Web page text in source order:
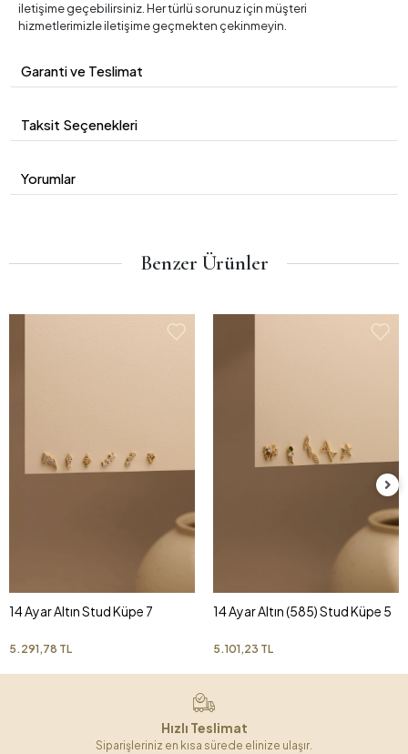
iletişime geçebilirsiniz. Her türlü sorunuz için müşteri
hizmetlerimizle iletişime geçmekten çekinmeyin.
Garanti ve Teslimat
Taksit Seçenekleri
Yorumlar
Benzer Ürünler
14 Ayar Altın Stud Küpe 7
5.291,78 TL
14 Ayar Altın (585) Stud Küpe 5
5.101,23 TL
Hızlı Teslimat
Siparişleriniz en kısa sürede elinize ulaşır.